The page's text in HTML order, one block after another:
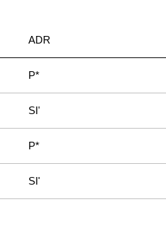
ADR
P*
SI'
P*
SI'